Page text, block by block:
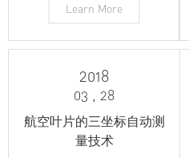
力打造的为中国从事工业测量特别
习的公益互助平台。测量俱乐部致
力于提高测量从业人员的能力与价
值，从而推动整个
Learn More
2018
03 , 28
航空叶片的三坐标自动测
量技术